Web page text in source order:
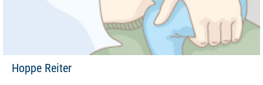
Hoppe Reiter